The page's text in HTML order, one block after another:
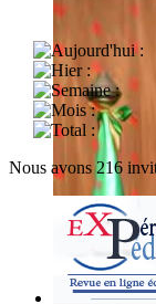
Nous avons 216